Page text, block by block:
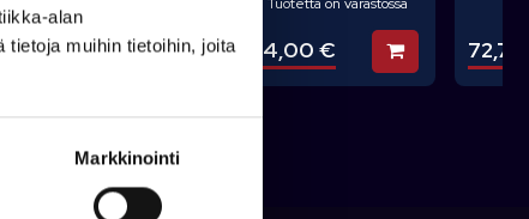
alan
tietoja muihin tietoihin, joita
Markkinointi
koriin
159,00 € Lisää koriin54,00 € Lisää koriin
72,71